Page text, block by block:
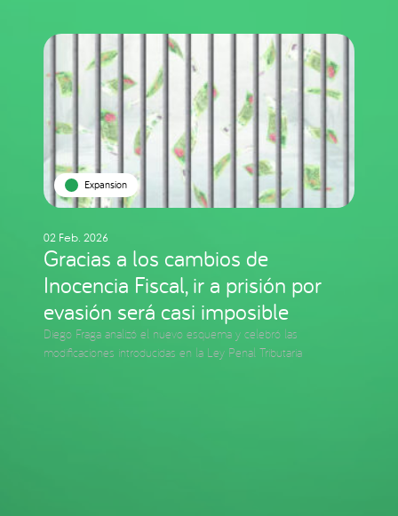
Expansion
02 Feb. 2026
Gracias a los cambios de
Inocencia Fiscal, ir a prisión por
evasión será casi imposible
Diego Fraga analizó el nuevo esquema y celebró las
modificaciones introducidas en la Ley Penal Tributaria